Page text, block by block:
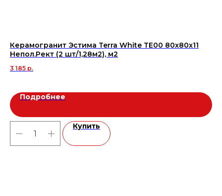
Керамогранит Эстима Terra White TE00 80x80x11
Непол.Рект (2 шт/1,28м2), м2
3 185 р.
Подробнее
Купить